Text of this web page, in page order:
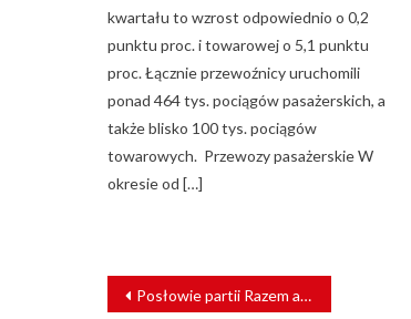
kwartału to wzrost odpowiednio o 0,2
punktu proc. i towarowej o 5,1 punktu
proc. Łącznie przewoźnicy uruchomili
ponad 464 tys. pociągów pasażerskich, a
także blisko 100 tys. pociągów
towarowych. Przewozy pasażerskie W
okresie od […]
NAWIGACJA
WPISU
Posłowie partii Razem apelują do rządu ws. kolei